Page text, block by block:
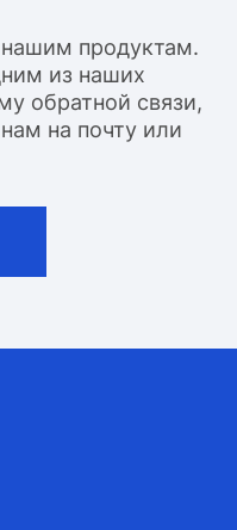
продуктам.
из наших
обратной связи,
на почту или